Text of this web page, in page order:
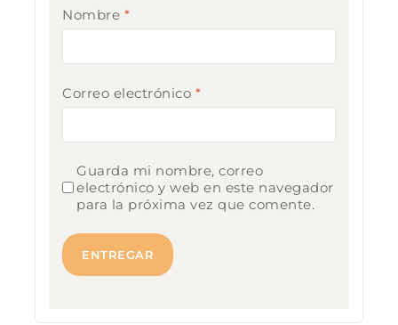
Nombre *
Correo electrónico *
Guarda mi nombre, correo
electrónico y web en este navegador
para la próxima vez que comente.